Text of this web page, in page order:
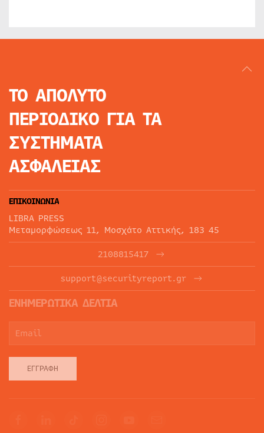
ΤΟ ΑΠΟΛΥΤΟ
ΠΕΡΙΟΔΙΚΟ ΓΙΑ ΤΑ
ΣΥΣΤΗΜΑΤΑ
ΑΣΦΑΛΕΙΑΣ
ΕΠΙΚΟΙΝΩΝΙΑ
LIBRA PRESS
Μεταμορφώσεως 11, Μοσχάτο Αττικής, 183 45
2108815417
support@securityreport.gr
ΕΝΗΜΕΡΩΤΙΚΑ ΔΕΛΤΙΑ
ΕΓΓΡΑΦΉ